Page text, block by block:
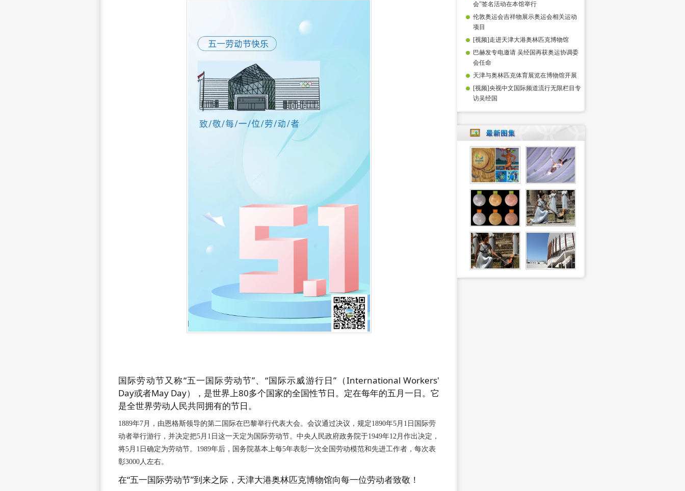
国际劳动节又称“五一国际劳动节”、“国际示威游行日”（International Workers'
Day或者May Day），是世界上80多个国家的全国性节日。定在每年的五月一日。它
是全世界劳动人民共同拥有的节日。
1889年7月，由恩格斯领导的第二国际在巴黎举行代表大会。会议通过决议，规定1890年5月1日国际劳
动者举行游行，并决定把5月1日这一天定为国际劳动节。中央人民政府政务院于1949年12月作出决定，
将5月1日确定为劳动节。1989年后，国务院基本上每5年表彰一次全国劳动模范和先进工作者，每次表
彰3000人左右。
在“五一国际劳动节”到来之际，天津大港奥林匹克博物馆向每一位劳动者致敬！
会”签名活动在本馆举行
伦敦奥运会吉祥物展示奥运会相关运动
项目
[视频]走进天津大港奥林匹克博物馆
巴赫发专电邀请 吴经国再获奥运协调委
会任命
天津与奥林匹克体育展览在博物馆开展
[视频]央视中文国际频道流行无限栏目专
访吴经国